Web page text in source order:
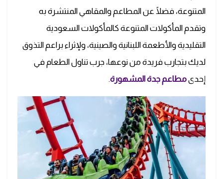
المتنوعة، فضلًا عن المطاعم والمقاهي المنتشرة به
وتقدم المأكولات المتنوعة كالمأكولات السعودية
التقليدية والأطعمة اللبنانية والصينية، ولإثراء براعم التذوق
لديك بتجارب فريدة من نوعها، جرب تناول الطعام في
إحدىمطاعم جدة المشهورة.